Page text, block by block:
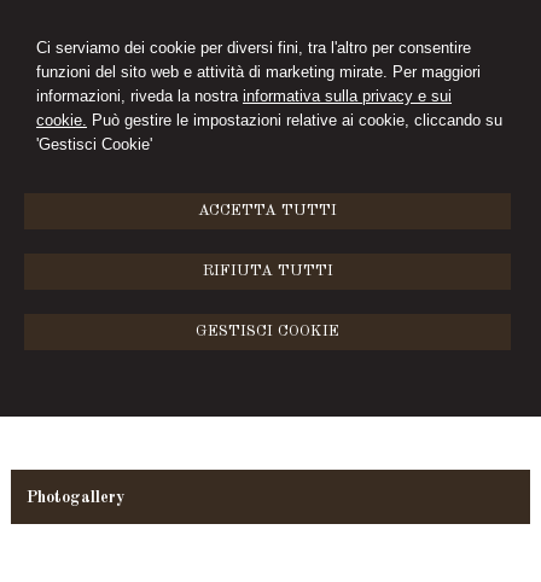
Ci serviamo dei cookie per diversi fini, tra l'altro per consentire
funzioni del sito web e attività di marketing mirate. Per maggiori
informazioni, riveda la nostra informativa sulla privacy e sui
cookie. Può gestire le impostazioni relative ai cookie, cliccando su
'Gestisci Cookie'
ACCETTA TUTTI
RIFIUTA TUTTI
GESTISCI COOKIE
D'ANTONIO
STUDIO LEGALE
Photogallery